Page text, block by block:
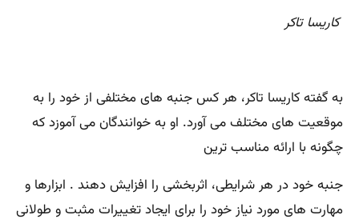
کاریسا تاکر
به گفته کاریسا تاکر، هر کس جنبه های مختلفی از خود را به
موقعیت های مختلف می آورد. او به خوانندگان می آموزد که
چگونه با ارائه مناسب ترین
جنبه خود در هر شرایطی، اثربخشی را افزایش دهند . ابزارها و
مهارت های مورد نیاز خود را برای ایجاد تغییرات مثبت و طولانی